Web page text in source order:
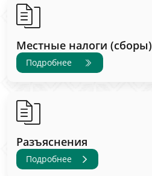
Местные налоги (сборы)
Подробнее
Разъяснения
Подробнее